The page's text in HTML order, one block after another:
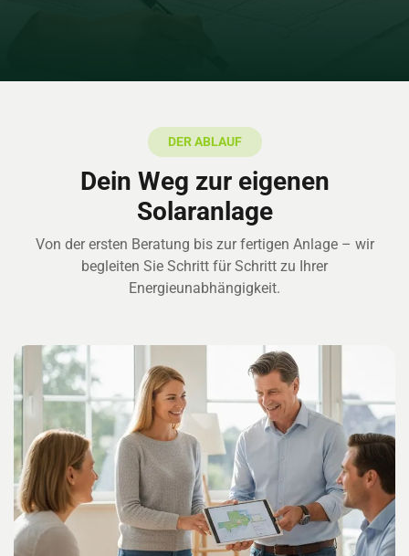
DER ABLAUF
Dein Weg zur eigenen
Solaranlage
Von der ersten Beratung bis zur fertigen Anlage – wir
begleiten Sie Schritt für Schritt zu Ihrer
Energieunabhängigkeit.